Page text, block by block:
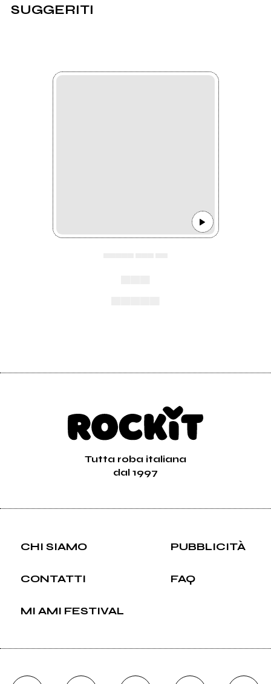
SUGGERITI
Tutta roba italiana
dal 1997
CHI SIAMO PUBBLICITÀ
CONTATTI FAQ
MI AMI FESTIVAL